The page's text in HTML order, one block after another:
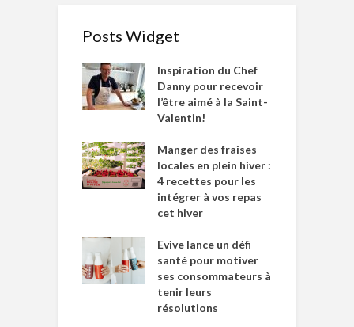
Posts Widget
Inspiration du Chef
Danny pour recevoir
l’être aimé à la Saint-
Valentin!
Manger des fraises
locales en plein hiver :
4 recettes pour les
intégrer à vos repas
cet hiver
Evive lance un défi
santé pour motiver
ses consommateurs à
tenir leurs
résolutions